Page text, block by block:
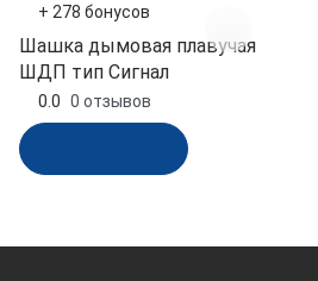
+ 278 бонусов
Шашка дымовая плавучая
ШДП тип Сигнал
0.0 0 отзывов